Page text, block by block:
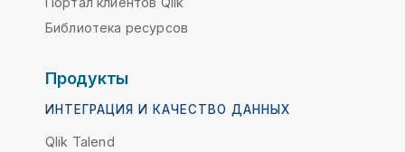
Библиотека ресурсов
Продукты
ИНТЕГРАЦИЯ И КАЧЕСТВО ДАННЫХ
Qlik Talend